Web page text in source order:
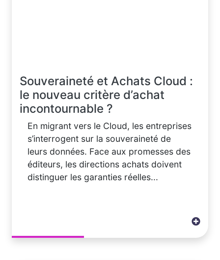
Souveraineté et Achats Cloud :
le nouveau critère d’achat
incontournable ?
En migrant vers le Cloud, les entreprises
s’interrogent sur la souveraineté de
leurs données. Face aux promesses des
éditeurs, les directions achats doivent
distinguer les garanties réelles...